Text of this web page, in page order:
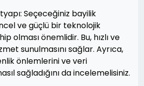
Seçeceğiniz bayilik
ve güçlü bir teknolojik
olması önemlidir. Bu, hızlı ve
sunulmasını sağlar. Ayrıca,
önlemlerini ve veri
sağladığını da incelemelisiniz.